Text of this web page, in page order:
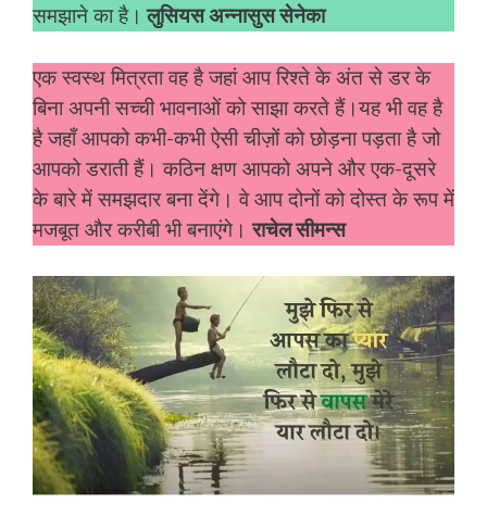
समझाने का है। लुसियस अन्नासुस सेनेका
एक स्वस्थ मित्रता वह है जहां आप रिश्ते के अंत से डर के
बिना अपनी सच्ची भावनाओं को साझा करते हैं।यह भी वह है
है जहाँ आपको कभी-कभी ऐसी चीज़ों को छोड़ना पड़ता है जो
आपको डराती हैं। कठिन क्षण आपको अपने और एक-दूसरे
के बारे में समझदार बना देंगे। वे आप दोनों को दोस्त के रूप में
मजबूत और करीबी भी बनाएंगे।राचेल सीमन्स